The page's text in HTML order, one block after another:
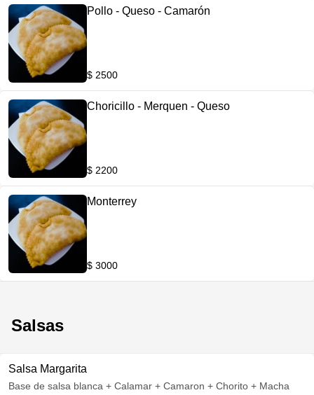
Pollo - Queso - Camarón
$ 2500
Choricillo - Merquen - Queso
$ 2200
Monterrey
$ 3000
Salsas
Salsa Margarita
Base de salsa blanca + Calamar + Camaron + Chorito + Macha